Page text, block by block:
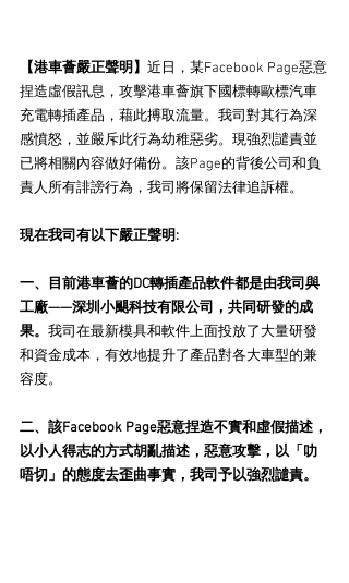
【港車薈嚴正聲明】 近日，某Facebook Page惡意
捏造虛假訊息，攻擊港車薈旗下國標轉歐標汽車
充電轉插產品，藉此搏取流量。我司對其行為深
感憤怒，並嚴斥此行為幼稚惡劣。現強烈譴責並
已將相關內容做好備份。該Page的背後公司和負
責人所有誹謗行為，我司將保留法律追訴權。
現在我司有以下嚴正聲明:
一、目前港車薈的DC轉插產品軟件都是由我司與
工廠——深圳小颶科技有限公司，共同研發的成
果。 我司在最新模具和軟件上面投放了大量研發
和資金成本，有效地提升了產品對各大車型的兼
容度。
二、該Facebook Page惡意捏造不實和虛假描述，
以小人得志的方式胡亂描述，惡意攻擊，以「叻
唔切」的態度去歪曲事實，我司予以強烈譴責。